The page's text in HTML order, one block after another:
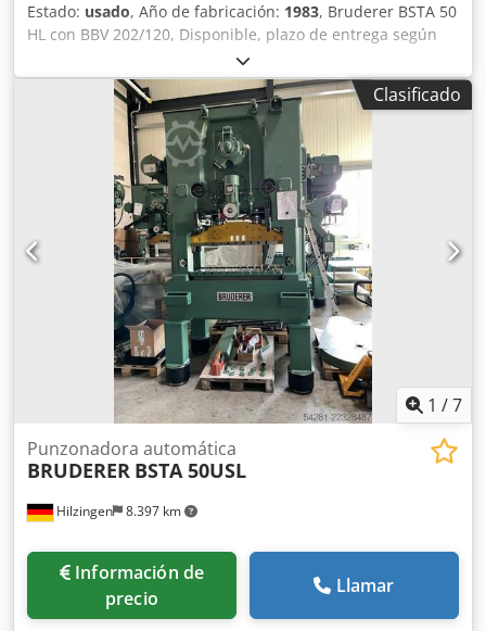
Estado: usado, Año de fabricación: 1983, Bruderer BSTA 50
HL con BBV 202/120, Disponible, plazo de entrega según
consulta. Posibilidad de certificación CE. ¡Póngase en
contacto con nosotros! Dedezlqg Aepfx Aphokr
Clasificado
1 /7
Hilzingen 8.397 km
Punzonadora automática
BRUDERER BSTA 50USL
Información de
precio
Llamar